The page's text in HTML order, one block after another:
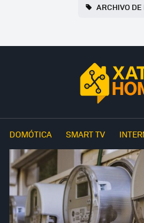
ARCHIVO
DOMÓTICA SMART TV